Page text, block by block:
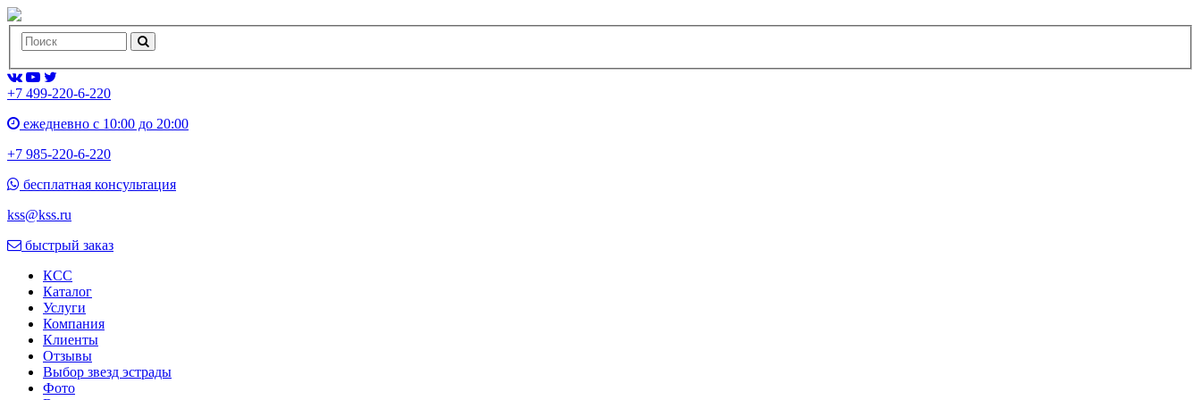
+7 499-220-6-220
ежедневно с 10:00 до 20:00
+7 985-220-6-220
бесплатная консультация
kss@kss.ru
быстрый заказ
КСС
Каталог
Услуги
Компания
Клиенты
Oтзывы
Выбор звезд эстрады
Фото